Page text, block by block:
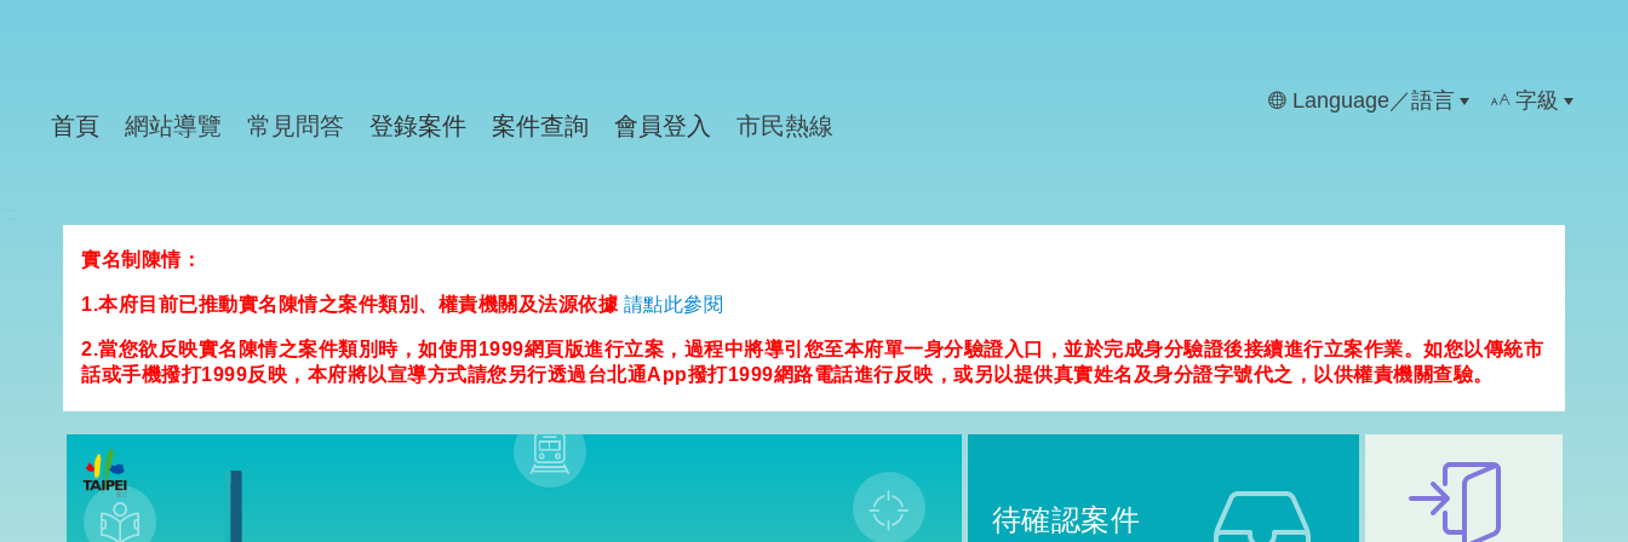
首頁 網站導覽 常見問答 登錄案件 案件查詢 會員登入 市民熱線
Language／語言 字級
實名制陳情：
1.本府目前已推動實名陳情之案件類別、權責機關及法源依據 請點此參閱
2.當您欲反映實名陳情之案件類別時，如使用1999網頁版進行立案，過程中將導引您至本府單一身分驗證入口，並於完成身分驗證後接續進行立案作業。如您以傳統市
話或手機撥打1999反映，本府將以宣導方式請您另行透過台北通App撥打1999網路電話進行反映，或另以提供真實姓名及身分證字號代之，以供權責機關查驗。
待確認案件